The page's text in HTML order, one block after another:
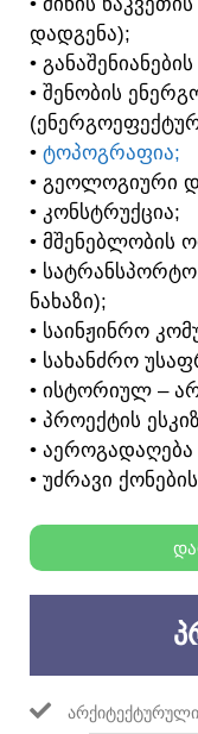
ᲓᲐᲓᲒᲔᲜᲐ);
•
• ᲨᲔᲜᲝᲑᲘᲡ
• ᲢᲝᲞᲝᲒᲠᲐᲤᲘᲐ;
• ᲒᲔᲝᲚᲝᲒᲘᲣᲠᲘ
• ᲙᲝᲜᲡᲢᲠᲣᲥᲪᲘᲐ;
• ᲛᲨᲔᲜᲔᲑᲚᲝᲑᲘᲡ
• ᲡᲐᲢᲠᲐᲜᲡᲞᲝᲠᲢᲝ
ᲜᲐᲮᲐᲖᲘ);
• ᲡᲐᲘᲜᲟᲘᲜᲠᲝ
• ᲡᲐᲮᲐᲜᲫᲠᲝ
• ᲘᲡᲢᲝᲠᲘᲣᲚ –
• ᲞᲠᲝᲔᲥᲢᲘᲡ
•
• ᲣᲫᲠᲐᲕᲘ